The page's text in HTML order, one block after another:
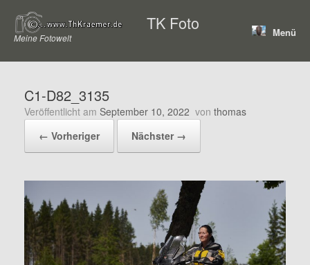
Inhalt
springen
TK Foto
Meine Fotowelt Menü
C1-D82_3135
Veröffentlicht am September 10, 2022 von thomas
← Vorheriger
Nächster →